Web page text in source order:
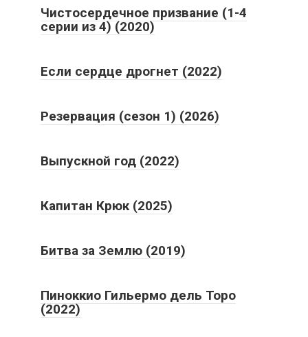
Чистосердечное призвание (1-4
серии из 4) (2020)
Если сердце дрогнет (2022)
Резервация (сезон 1) (2026)
Выпускной год (2022)
Капитан Крюк (2025)
Битва за Землю (2019)
Пиноккио Гильермо дель Торо
(2022)